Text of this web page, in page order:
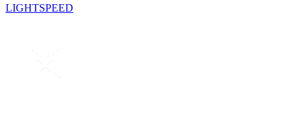
LIGHTSPEED